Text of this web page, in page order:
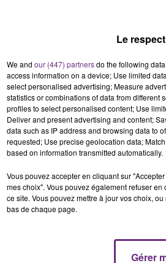
FAMILLE
FM
LA
L'ANNÉE
ce jeudi
(Aube).
2026
les
Le
We and our (447) partnersdo the following
access information on a device; Use limited
select personalised advertising; Measure
statistics or combinations of data from
profiles to select personalised content; Use
Deliver and present advertising and content;
data such as IP address and browsing data to
requested; Use precise geolocation data;
based on information transmitted automatically.
Vous pouvez accepter en cliquant sur
mes choix". Vous pouvez également refuser
ce site. Vous pouvez mettre à jour vos choix,
bas de chaque page.
Gérer